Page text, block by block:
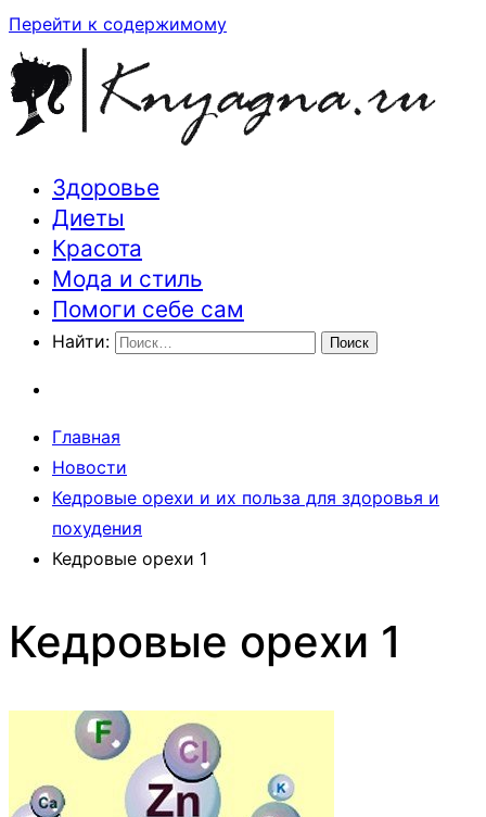
Перейти к содержимому
Траектория здоровья и красоты
Здоровье
Диеты
Красота
Мода и стиль
Помоги себе сам
Найти:
Главная
Новости
Кедровые орехи и их польза для здоровья и
похудения
Кедровые орехи 1
Кедровые орехи 1